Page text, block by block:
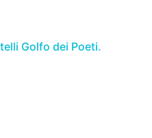
Golfo dei Poeti.